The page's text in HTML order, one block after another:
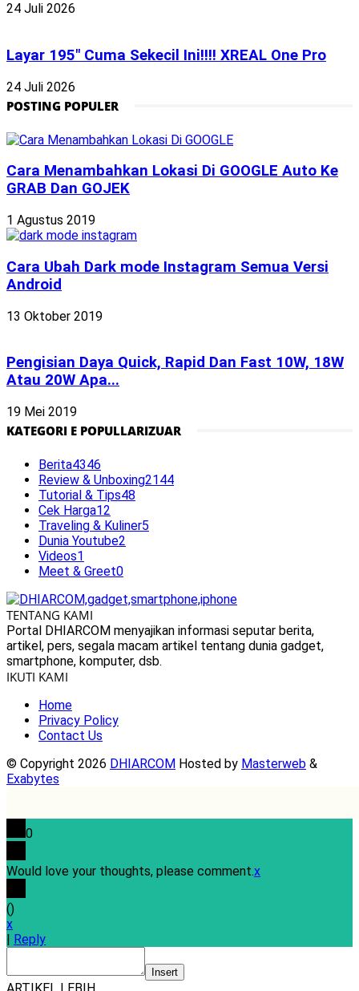
24 Juli 2026
Layar 195″ Cuma Sekecil Ini!!!! XREAL One Pro
24 Juli 2026
POSTING POPULER
Cara Menambahkan Lokasi Di GOOGLE Auto Ke
GRAB Dan GOJEK
1 Agustus 2019
Cara Ubah Dark mode Instagram Semua Versi
Android
13 Oktober 2019
Pengisian Daya Quick, Rapid Dan Fast 10W, 18W
Atau 20W Apa...
19 Mei 2019
KATEGORI E POPULLARIZUAR
Berita4346
Review & Unboxing2144
Tutorial & Tips48
Cek Harga12
Traveling & Kuliner5
Dunia Youtube2
Videos1
Meet & Greet0
TENTANG KAMI
Portal DHIARCOM menyajikan informasi seputar berita,
artikel, pers, segala macam artikel tentang dunia gadget,
smartphone, komputer, dsb.
IKUTI KAMI
Home
Privacy Policy
Contact Us
© Copyright 2026 DHIARCOM Hosted by Masterweb &
Exabytes
0
Would love your thoughts, please comment.x
()
x
| Reply
Insert